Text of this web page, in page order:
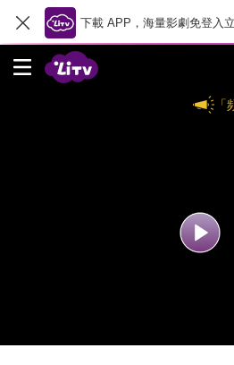
下載 APP，海量影劇免登入